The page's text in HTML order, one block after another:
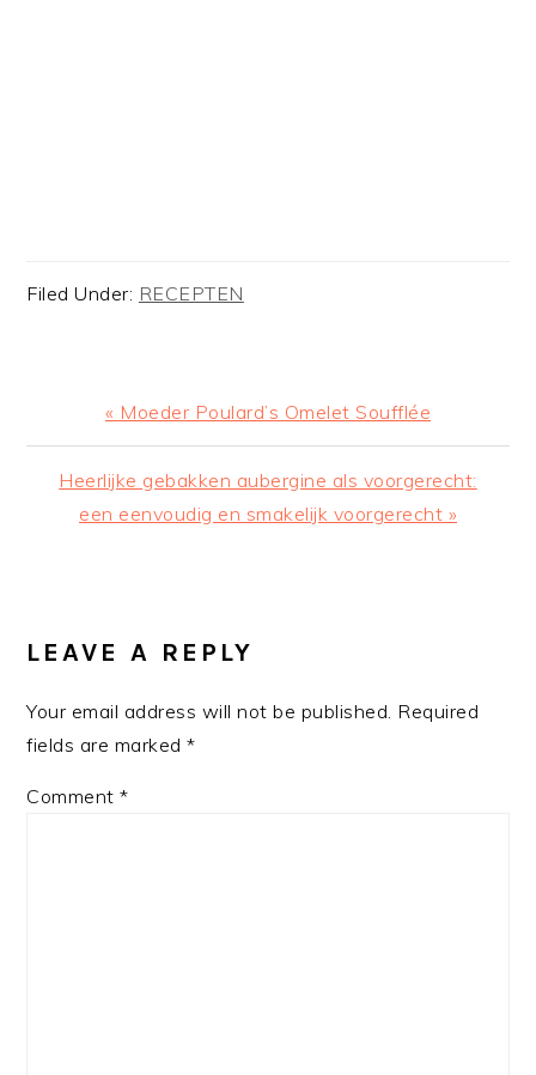
Filed Under: RECEPTEN
Previous
Post:
« Moeder Poulard’s Omelet Soufflée
Next
Post:
Heerlijke gebakken aubergine als voorgerecht:
een eenvoudig en smakelijk voorgerecht »
INTERACTIONS
LEAVE A REPLY
Your email address will not be published. Required
fields are marked*
Comment*